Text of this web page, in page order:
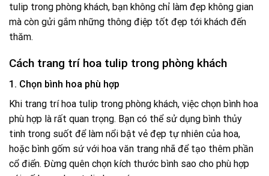
tulip trong phòng khách, bạn không chỉ làm đẹp không gian
mà còn gửi gắm những thông điệp tốt đẹp tới khách đến
thăm.
Cách trang trí hoa tulip trong phòng khách
1. Chọn bình hoa phù hợp
Khi trang trí hoa tulip trong phòng khách, việc chọn bình hoa
phù hợp là rất quan trọng. Bạn có thể sử dụng bình thủy
tinh trong suốt để làm nổi bật vẻ đẹp tự nhiên của hoa,
hoặc bình gốm sứ với hoa văn trang nhã để tạo thêm phần
cổ điển. Đừng quên chọn kích thước bình sao cho phù hợp